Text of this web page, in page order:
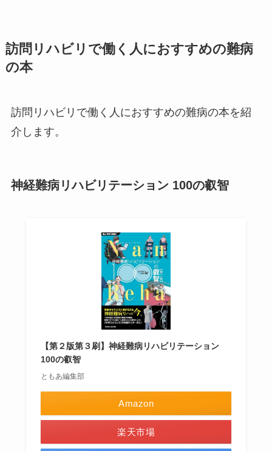
訪問リハビリで働く人におすすめの難病
の本
訪問リハビリで働く人におすすめの難病の本を紹
介します。
神経難病リハビリテーション 100の叡智
【第２版第３刷】神経難病リハビリテーション
100の叡智
ともあ編集部
Amazon
楽天市場